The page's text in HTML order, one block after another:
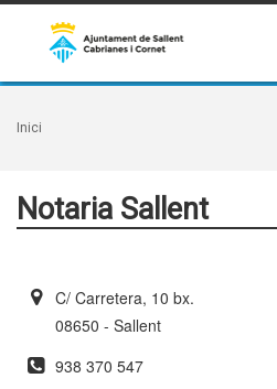
Inici
Notaria Sallent
C/ Carretera, 10 bx.
08650 - Sallent
938 370 547